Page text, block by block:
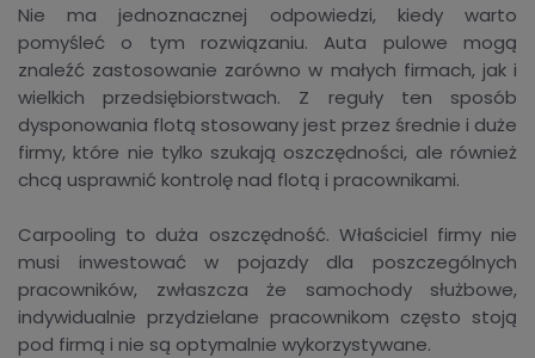
Nie ma jednoznacznej odpowiedzi, kiedy warto
pomyśleć o tym rozwiązaniu. Auta pulowe mogą
znaleźć zastosowanie zarówno w małych firmach, jak i
wielkich przedsiębiorstwach. Z reguły ten sposób
dysponowania flotą stosowany jest przez średnie i duże
firmy, które nie tylko szukają oszczędności, ale również
chcą usprawnić kontrolę nad flotą i pracownikami.
Carpooling to duża oszczędność. Właściciel firmy nie
musi inwestować w pojazdy dla poszczególnych
pracowników, zwłaszcza że samochody służbowe,
indywidualnie przydzielane pracownikom często stoją
pod firmą i nie są optymalnie wykorzystywane.